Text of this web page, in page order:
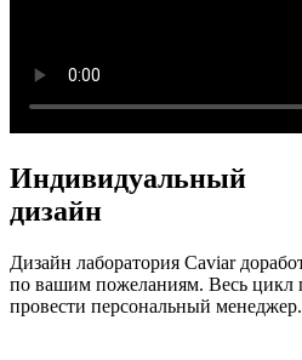
Индивидуальный
дизайн
Дизайн лаборатория Caviar
по вашим пожеланиям. Весь цикл
провести персональный менеджер.